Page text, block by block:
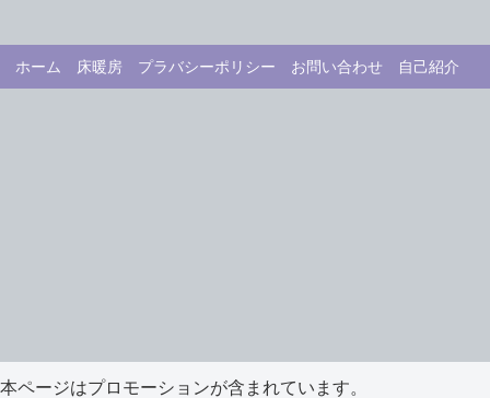
ホーム 床暖房 プラバシーポリシー お問い合わせ 自己紹介
本ページはプロモーションが含まれています。